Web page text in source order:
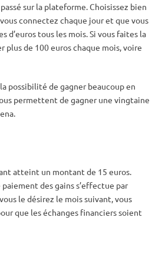
sur la plateforme. Choisissez bien
connectez chaque jour et que vous
d’euros tous les mois. Si vous faites la
de 100 euros chaque mois, voire
possibilité de gagner beaucoup en
permettent de gagner une vingtaine
atteint un montant de 15 euros.
des gains s’effectue par
le désirez le mois suivant, vous
que les échanges financiers soient